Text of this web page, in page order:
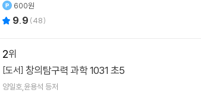
600원
9.9 (48)
2
[도서] 창의탐구력 과학 1031 초5
양일호,윤용석 등저